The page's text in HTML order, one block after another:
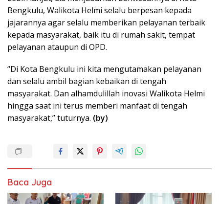
Bengkulu, Walikota Helmi selalu berpesan kepada
jajarannya agar selalu memberikan pelayanan terbaik
kepada masyarakat, baik itu di rumah sakit, tempat
pelayanan ataupun di OPD.
“Di Kota Bengkulu ini kita mengutamakan pelayanan
dan selalu ambil bagian kebaikan di tengah
masyarakat. Dan alhamdulillah inovasi Walikota Helmi
hingga saat ini terus memberi manfaat di tengah
masyarakat,” tuturnya. (by)
Baca Juga